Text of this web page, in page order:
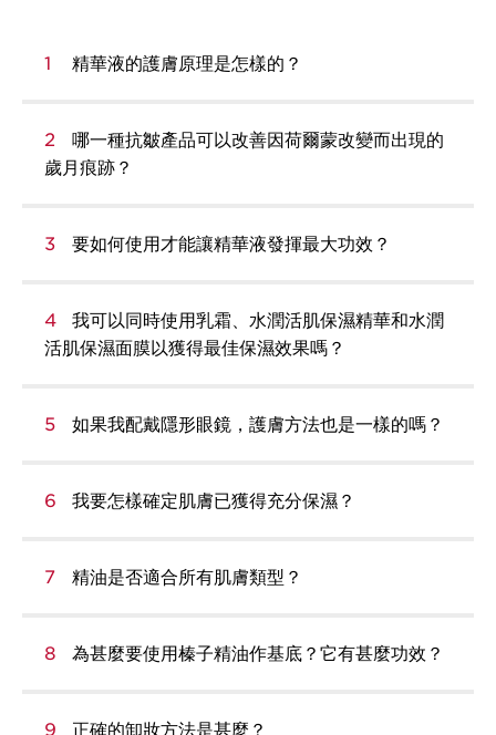
1 精華液的護膚原理是怎樣的？
2
哪一種抗皺產品可以改善因荷爾蒙改變而出現的
歲月痕跡？
3 要如何使用才能讓精華液發揮最大功效？
4
我可以同時使用乳霜、水潤活肌保濕精華和水潤
活肌保濕面膜以獲得最佳保濕效果嗎？
5 如果我配戴隱形眼鏡，護膚方法也是一樣的嗎？
6 我要怎樣確定肌膚已獲得充分保濕？
7 精油是否適合所有肌膚類型？
8 為甚麼要使用榛子精油作基底？它有甚麼功效？
9 正確的卸妝方法是甚麼？